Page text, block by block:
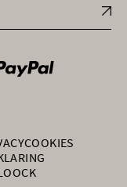
COOKIES